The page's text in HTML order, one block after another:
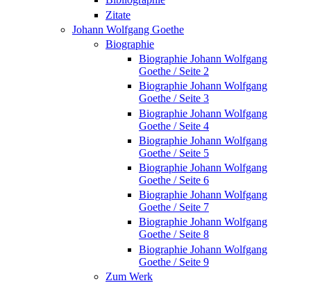
Zitate
Johann Wolfgang Goethe
Biographie
Biographie Johann Wolfgang
Goethe / Seite 2
Biographie Johann Wolfgang
Goethe / Seite 3
Biographie Johann Wolfgang
Goethe / Seite 4
Biographie Johann Wolfgang
Goethe / Seite 5
Biographie Johann Wolfgang
Goethe / Seite 6
Biographie Johann Wolfgang
Goethe / Seite 7
Biographie Johann Wolfgang
Goethe / Seite 8
Biographie Johann Wolfgang
Goethe / Seite 9
Zum Werk